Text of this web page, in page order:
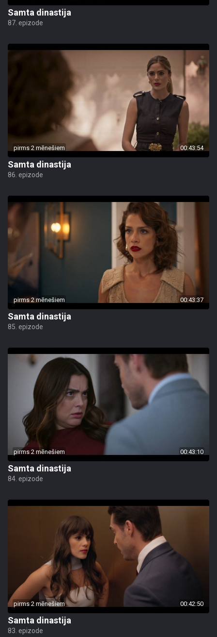
Samta dinastija
87. epizode
pirms 2 mēnešiem 00:43:54
Samta dinastija
86. epizode
pirms 2 mēnešiem 00:43:37
Samta dinastija
85. epizode
pirms 2 mēnešiem 00:43:10
Samta dinastija
84. epizode
pirms 2 mēnešiem 00:42:50
Samta dinastija
83. epizode